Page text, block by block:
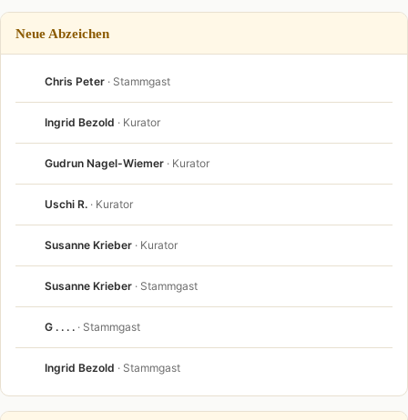
Neue Abzeichen
Chris Peter · Stammgast
Ingrid Bezold · Kurator
Gudrun Nagel-Wiemer · Kurator
Uschi R. · Kurator
Susanne Krieber · Kurator
Susanne Krieber · Stammgast
G . . . . · Stammgast
Ingrid Bezold · Stammgast